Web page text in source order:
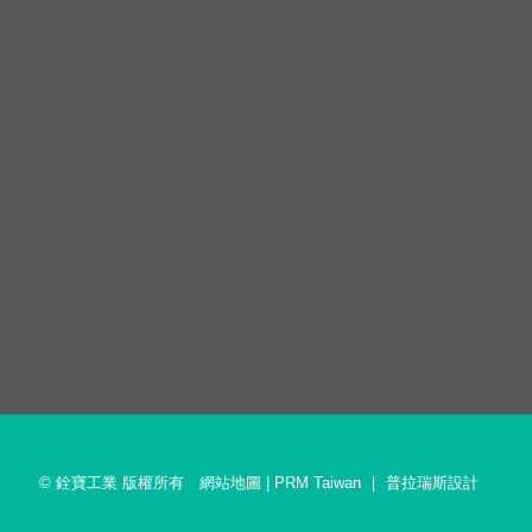
© 銓寶工業 版權所有 網站地圖 PRM Taiwan ｜普拉瑞斯設計